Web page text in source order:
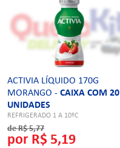
ACTIVIA LÍQUIDO 170G
MORANGO - CAIXA COM 20
UNIDADES
REFRIGERADO 1 A 10ºC
de R$ 5,77
por R$ 5,19